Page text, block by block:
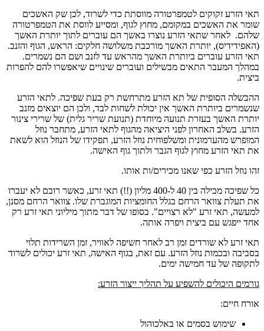
תאי הזרע זקוקים לטמפרטורה מווסתת כדי לשרוד, לכן שק האשכים
שומר את האשכים במקומם, מחוץ לגוף, ומסייע לווסת את הטמפרטורה
שלהם. לאחר שתאי הזרע נוצרו באשך הם עוברים לתוך יותרת האשך
(האפידידיס), יותרת האשך מורכבת משלושה חלקים: הראש, הגוף והזנב.
תאי הזרע עוברים ביותרת האשך מהראש עד לזנב ושם הם נשמרים.
במהלך המעבר התאים מבשילים ועוברים שינויים שיאפשרו להם להפרות
ביצית.
ההבשלה הסופית של תא הזרע מתרחשת רק בעת שפיכה. לתאי הזרע
שנשמרים ביותרת האשך אין יכולת לשחות לבד, ולכן הם יוצאים מזנב
יותרת האשך בעזרת תנועה מיוחדת (תנועת שריר גלית) של שרירי צינור
הזרע. בשלב האחרון לפני היציאה מהגוף לתאי הזרע, מתחבר נוזל
המופרש מהערמונית ומשלפוחית נוזל הזרע, תפקידו של הנוזל הוא לשאת
את תאי הזרע מחוץ לגוף הגבר ולתוך גוף האישה.
זהו נוזל הזרע כפי שאנו מכירים/ות אותו.
כל שפיכה מכילה בין 40 ל-400 מליון (!!) תאי זרע, כאשר רובם לא יעברו
את תעלת צוואר הרחם בגלל החומציות המוגברת שלו. צוואר הרחם מסנן,
למעשה, תאי זרע "לא רצויים". בסופו של דבר מתוך מיליוני תאי זרע רק
אחד ייפגש עם ביצית ויפרה אותה.
תאי זרע לא שורדים זמן רב לאחר חשיפה לאוויר, זמן השרידות תלוי
בסביבה ובכמות נוזל הזרע. עם זאת, בגוף האישה, תאי זרע יכולים לשרוד
לתקופה של עד חמישה ימים.
גורמים היכולים להשפיע על תהליך ייצור הזרע:
אורח חיים:
שימוש בסמים או באלכוהול